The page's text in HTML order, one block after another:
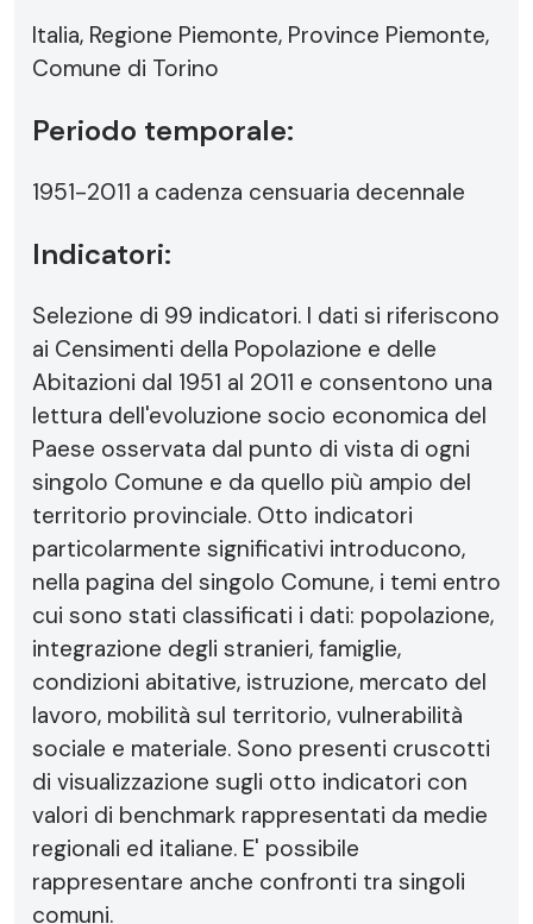
Italia, Regione Piemonte, Province Piemonte,
Comune di Torino
Periodo temporale:
1951-2011 a cadenza censuaria decennale
Indicatori:
Selezione di 99 indicatori. I dati si riferiscono
ai Censimenti della Popolazione e delle
Abitazioni dal 1951 al 2011 e consentono una
lettura dell'evoluzione socio economica del
Paese osservata dal punto di vista di ogni
singolo Comune e da quello più ampio del
territorio provinciale. Otto indicatori
particolarmente significativi introducono,
nella pagina del singolo Comune, i temi entro
cui sono stati classificati i dati: popolazione,
integrazione degli stranieri, famiglie,
condizioni abitative, istruzione, mercato del
lavoro, mobilità sul territorio, vulnerabilità
sociale e materiale. Sono presenti cruscotti
di visualizzazione sugli otto indicatori con
valori di benchmark rappresentati da medie
regionali ed italiane. E' possibile
rappresentare anche confronti tra singoli
comuni.